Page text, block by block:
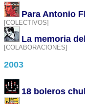
Para Antonio
[COLECTIVOS]
La memoria
[COLABORACIONES]
2003
18 boleros